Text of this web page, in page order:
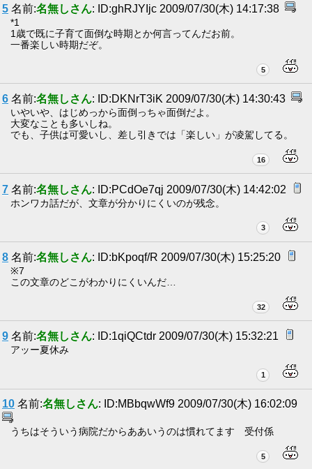
5 名前:名無しさん: ID:ghRJYIjc 2009/07/30(木) 14:17:38
*1
1歳で既に子育て面倒な時期とか何言ってんだお前。
一番楽しい時期だぞ。
5
6 名前:名無しさん: ID:DKNrT3iK 2009/07/30(木) 14:30:43
いやいや、はじめっから面倒っちゃ面倒だよ。
大変なことも多いしね。
でも、子供は可愛いし、差し引きでは「楽しい」が凌駕してる。
16
7 名前:名無しさん: ID:PCdOe7qj 2009/07/30(木) 14:42:02
ホンワカ話だが、文章が分かりにくいのが残念。
3
8 名前:名無しさん: ID:bKpoqf/R 2009/07/30(木) 15:25:20
※7
この文章のどこがわかりにくいんだ…
32
9 名前:名無しさん: ID:1qiQCtdr 2009/07/30(木) 15:32:21
アッー夏休み
1
10 名前:名無しさん: ID:MBbqwWf9 2009/07/30(木) 16:02:09
うちはそういう病院だからああいうのは慣れてます 受付係
5